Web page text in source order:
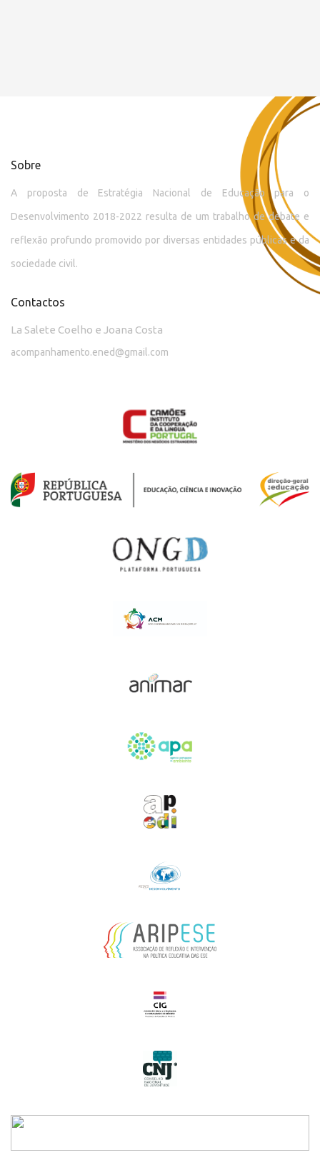
Sobre
A proposta de Estratégia Nacional de Educação para o
Desenvolvimento 2018-2022 resulta de um trabalho de debate e
reflexão profundo promovido por diversas entidades públicas e da
sociedade civil.
Contactos
La Salete Coelho e Joana Costa
acompanhamento.ened@gmail.com